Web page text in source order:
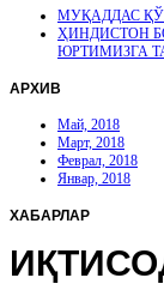
МУҚАДДАС
ҲИНДИСТОН
ЮРТИМИЗГА
АРХИВ
Май, 2018
Март, 2018
Феврал, 2018
Январ, 2018
ХАБАРЛАР